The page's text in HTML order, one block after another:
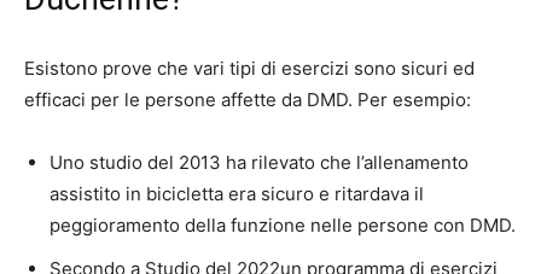
Esistono prove che vari tipi di esercizi sono sicuri ed
efficaci per le persone affette da DMD. Per esempio:
Uno studio del 2013 ha rilevato che l’allenamento
assistito in bicicletta era sicuro e ritardava il
peggioramento della funzione nelle persone con DMD.
Secondo a Studio del 2022un programma di esercizi